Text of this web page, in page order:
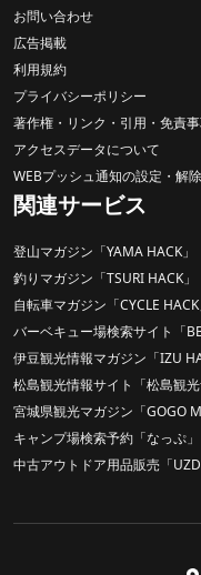
お問い合わせ
広告掲載
利用規約
プライバシーポリシー
著作権・リンク・引用・免責
アクセスデータについて
WEBプッシュ通知の設定・解
関連サービス
登山マガジン「YAMA HACK」
釣りマガジン「TSURI HACK」
自転車マガジン「CYCLE HACK
バーベキュー場検索サイト「
伊豆観光情報マガジン「IZU
松島観光情報サイト「松島観光
宮城県観光マガジン「GOGO
キャンプ場検索予約「なっぷ」
中古アウトドア用品販売「UZD